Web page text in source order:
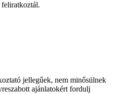
jellegűek, nem minősülnek
ajánlatokért fordulj